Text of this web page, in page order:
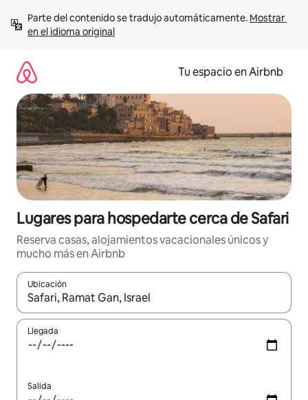
contenido
Parte del contenido se tradujo automáticamente. Mostrar
en el idioma original
Tu espacio en Airbnb
Lugares para hospedarte cerca de Safari
Reserva casas, alojamientos vacacionales únicos y
mucho más en Airbnb
Ubicación
Cuando los resultados estén disponibles, podrás navegar
Llegada
Salida